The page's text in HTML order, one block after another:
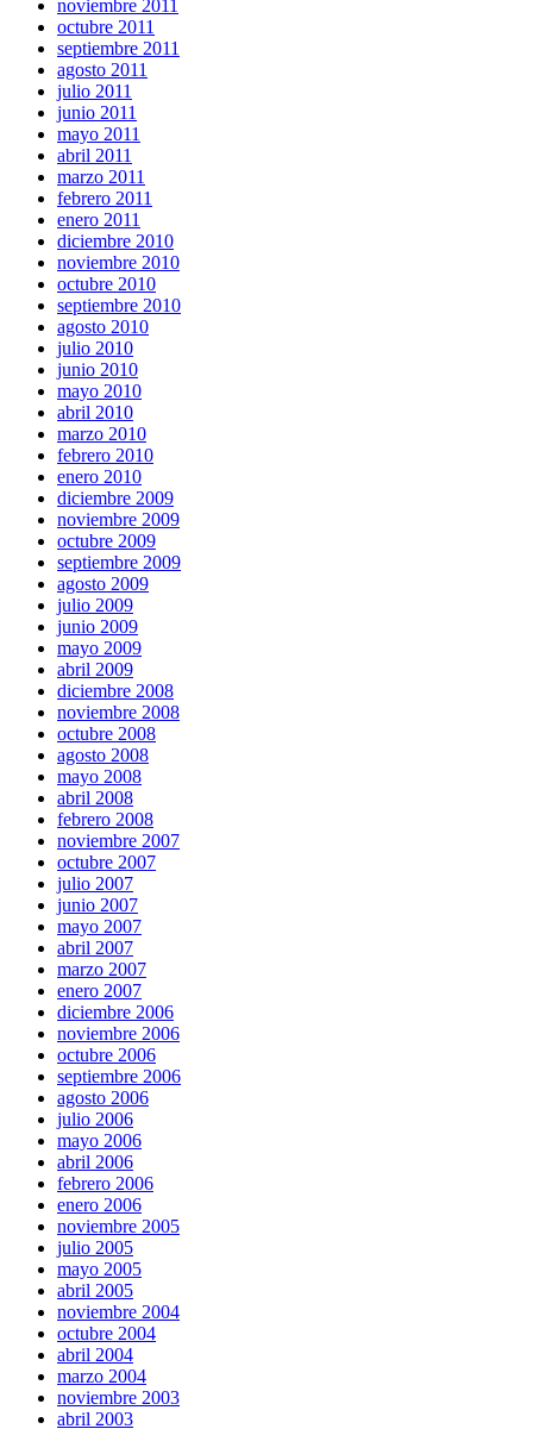
noviembre 2011
octubre 2011
septiembre 2011
agosto 2011
julio 2011
junio 2011
mayo 2011
abril 2011
marzo 2011
febrero 2011
enero 2011
diciembre 2010
noviembre 2010
octubre 2010
septiembre 2010
agosto 2010
julio 2010
junio 2010
mayo 2010
abril 2010
marzo 2010
febrero 2010
enero 2010
diciembre 2009
noviembre 2009
octubre 2009
septiembre 2009
agosto 2009
julio 2009
junio 2009
mayo 2009
abril 2009
diciembre 2008
noviembre 2008
octubre 2008
agosto 2008
mayo 2008
abril 2008
febrero 2008
noviembre 2007
octubre 2007
julio 2007
junio 2007
mayo 2007
abril 2007
marzo 2007
enero 2007
diciembre 2006
noviembre 2006
octubre 2006
septiembre 2006
agosto 2006
julio 2006
mayo 2006
abril 2006
febrero 2006
enero 2006
noviembre 2005
julio 2005
mayo 2005
abril 2005
noviembre 2004
octubre 2004
abril 2004
marzo 2004
noviembre 2003
abril 2003